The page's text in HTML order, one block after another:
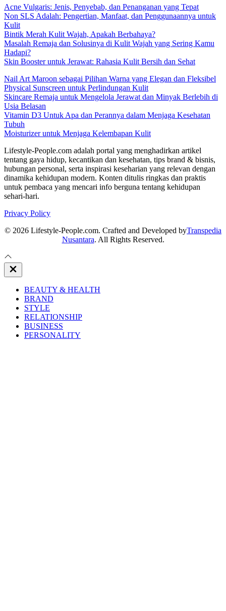
Acne Vulgaris: Jenis, Penyebab, dan Penanganan yang Tepat
Non SLS Adalah: Pengertian, Manfaat, dan Penggunaannya untuk
Kulit
Bintik Merah Kulit Wajah, Apakah Berbahaya?
Masalah Remaja dan Solusinya di Kulit Wajah yang Sering Kamu
Hadapi?
Skin Booster untuk Jerawat: Rahasia Kulit Bersih dan Sehat
Nail Art Maroon sebagai Pilihan Warna yang Elegan dan Fleksibel
Physical Sunscreen untuk Perlindungan Kulit
Skincare Remaja untuk Mengelola Jerawat dan Minyak Berlebih di
Usia Belasan
Vitamin D3 Untuk Apa dan Perannya dalam Menjaga Kesehatan
Tubuh
Moisturizer untuk Menjaga Kelembapan Kulit
Lifestyle-People.com adalah portal yang menghadirkan artikel
tentang gaya hidup, kecantikan dan kesehatan, tips brand & bisnis,
hubungan personal, serta inspirasi keseharian yang relevan dengan
dinamika kehidupan modern. Konten ditulis ringkas dan praktis
untuk pembaca yang mencari info berguna tentang kehidupan
sehari-hari.
Privacy Policy
© 2026 Lifestyle-People.com. Crafted and Developed byTranspedia
Nusantara. All Rights Reserved.
Close
Off
BEAUTY & HEALTH
BRAND
STYLE
RELATIONSHIP
BUSINESS
PERSONALITY